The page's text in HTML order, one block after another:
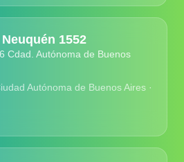
1552
Cdad. Autónoma de Buenos
Autónoma de Buenos Aires ·